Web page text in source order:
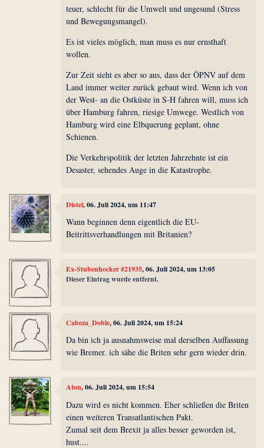
teuer, schlecht für die Umwelt und ungesund (Stress
und Bewegungsmangel).
Es ist vieles möglich, man muss es nur ernsthaft
wollen.
Zur Zeit sieht es aber so aus, dass der ÖPNV auf dem
Land immer weiter zurück gebaut wird. Wenn ich von
der West- an die Ostküste in S-H fahren will, muss ich
über Hamburg fahren, riesige Umwege. Westlich von
Hamburg wird eine Elbquerung geplant, ohne
Schienen.
Die Verkehrspolitik der letzten Jahrzehnte ist ein
Desaster, sehendes Auge in die Katastrophe.
Distel, 06. Juli 2024, um 11:47
Wann beginnen denn eigentlich die EU-
Beitrittsverhandlungen mit Britanien?
Ex-Stubenhocker #21935, 06. Juli 2024, um 13:05
Dieser Eintrag wurde entfernt.
Cabeza_Doble, 06. Juli 2024, um 15:24
Da bin ich ja ausnahmsweise mal derselben Auffassung
wie Bremer. ich sähe die Briten sehr gern wieder drin.
Aton, 06. Juli 2024, um 15:54
Dazu wird es nicht kommen. Eher schließen die Briten
einen weiteren Transatlantischen Pakt.
Zumal seit dem Brexit ja alles besser geworden ist,
hust....